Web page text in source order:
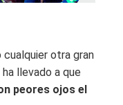
cualquier otra gran
llevado a que
peores ojos el